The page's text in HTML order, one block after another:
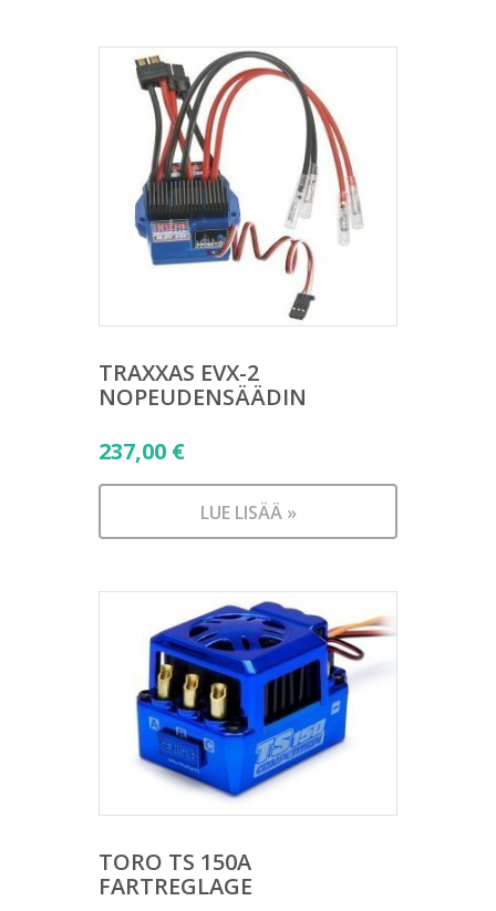
TRAXXAS EVX-2
NOPEUDENSÄÄDIN
237,00 €
LUE LISÄÄ »
TORO TS 150A
FARTREGLAGE